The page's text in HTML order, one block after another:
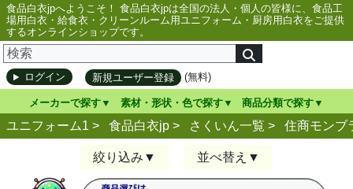
食品白衣jpへようこそ！ 食品白衣jpは全国の法人・個人の皆様に、食品工
場用白衣・給食衣・クリーンルーム用ユニフォーム・厨房用白衣をご提供
するオンラインショップです。
ログイン 新規ユーザー登録 (無料)
メーカーで探す 素材・形状・色で探す 商品分類で探す
ユニフォーム1 > 食品白衣jp > さくいん一覧 > 住商モンブ
絞り込み 並べ替え